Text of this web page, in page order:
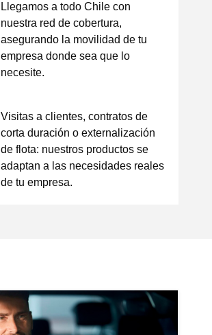
Llegamos a todo Chile con
nuestra red de cobertura,
asegurando la movilidad de tu
empresa donde sea que lo
necesite.
Visitas a clientes, contratos de
corta duración o externalización
de flota: nuestros productos se
adaptan a las necesidades reales
de tu empresa.